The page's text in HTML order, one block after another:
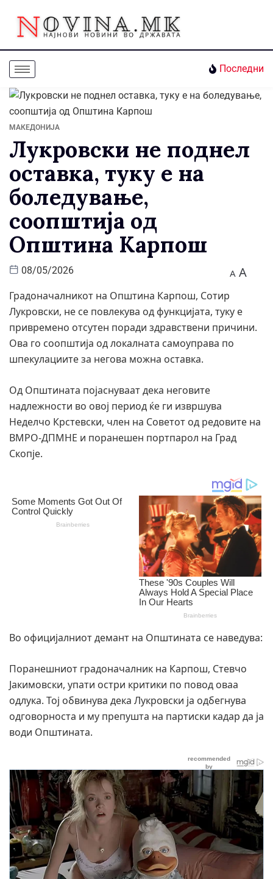
Последни
МАКЕДОНИЈА
Лукровски не поднел
оставка, туку е на
боледување,
соопштија од
Општина Карпош
08/05/2026 A A
Градоначалникот на Општина Карпош, Сотир
Лукровски, не се повлекува од функцијата, туку е
привремено отсутен поради здравствени причини.
Ова го соопштија од локалната самоуправа по
шпекулациите за негова можна оставка.
Од Општината појаснуваат дека неговите
надлежности во овој период ќе ги извршува
Неделчо Крстевски, член на Советот од редовите на
ВМРО-ДПМНЕ и поранешен портпарол на Град
Скопје.
Во официјалниот демант на Општината се наведува:
Поранешниот градоначалник на Карпош, Стевчо
Јакимовски, упати остри критики по повод оваа
одлука. Тој обвинува дека Лукровски ја одбегнува
одговорноста и му препушта на партиски кадар да ја
води Општината.